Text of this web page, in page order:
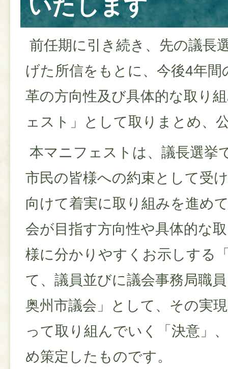
いたします
前任期に引き続き、先の議長
げた所信をもとに、今後4年間
革の方向性及び具体的な取り
ェスト」として取りまとめ、
本マニフェストは、議長選挙
市民の皆様への約束として受
向けて着実に取り組みを進め
会が目指す方向性や具体的な
様に分かりやすくお示しする
て、議員並びに議会事務局職
奥州市議会」として、その実
って取り組んでいく「決意」
め策定したものです。